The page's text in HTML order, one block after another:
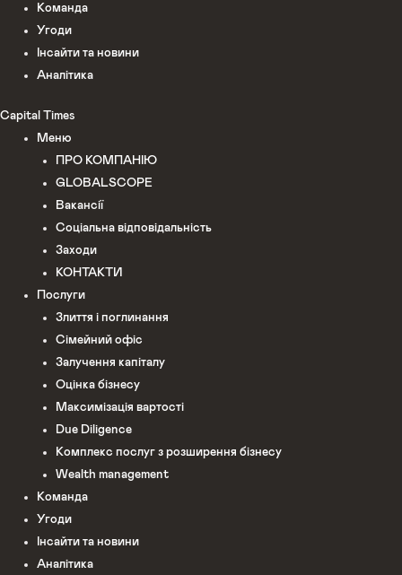
Команда
Угоди
Інсайти та новини
Аналітика
Capital Times
Меню
ПРО КОМПАНІЮ
GLOBALSCOPE
Вакансії
Соціальна відповідальність
Заходи
КОНТАКТИ
Послуги
Злиття і поглинання
Сімейний офіс
Залучення капіталу
Оцінка бізнесу
Максимізація вартості
Due Diligence
Комплекс послуг з розширення бізнесу
Wealth management
Команда
Угоди
Інсайти та новини
Аналітика